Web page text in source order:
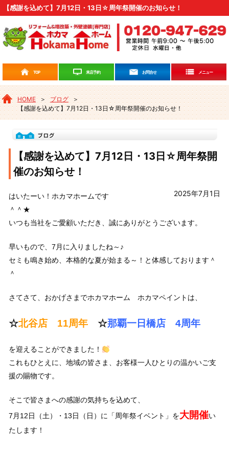
【感謝を込めて】7月12日・13日☆周年祭開催のお知らせ！
TOP 来店予約 お問合せ メニュー
HOME ＞ ブログ
＞
【感謝を込めて】7月12日・13日☆周年祭開催のお知らせ！
【感謝を込めて】7月12日・13日☆周年祭開
催のお知らせ！
2025年7月1日
はいたーい！ホカマホームです
＾＾★
いつも当社をご愛顧いただき、誠にありがとうございます。
早いもので、7月に入りましたね～♪
セミも鳴き始め、本格的な夏が始まる～！と体感しております＾
＾
さてさて、おかげさまでホカマホーム ホカマペイントは、
☆北谷店 11周年 ☆那覇一日橋店 4周年
を迎えることができました！
これもひとえに、地域の皆さま、お客様一人ひとりの温かいご支
援の賜物です。
そこで皆さまへの感謝の気持ちを込めて、
7月12日（土）・13日（日）に「周年祭イベント」を大開催い
たします！